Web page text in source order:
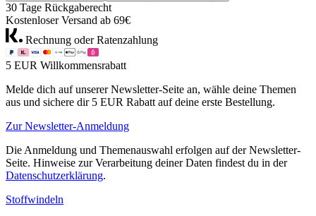
30 Tage Rückgaberecht
Kostenloser Versand ab 69€
Rechnung oder Ratenzahlung
5 EUR Willkommensrabatt
Melde dich auf unserer Newsletter-Seite an, wähle deine Themen
aus und sichere dir 5 EUR Rabatt auf deine erste Bestellung.
Zur Newsletter-Anmeldung
Die Anmeldung und Themenauswahl erfolgen auf der Newsletter-
Seite. Hinweise zur Verarbeitung deiner Daten findest du in der
Datenschutzerklärung.
Stoffwindeln